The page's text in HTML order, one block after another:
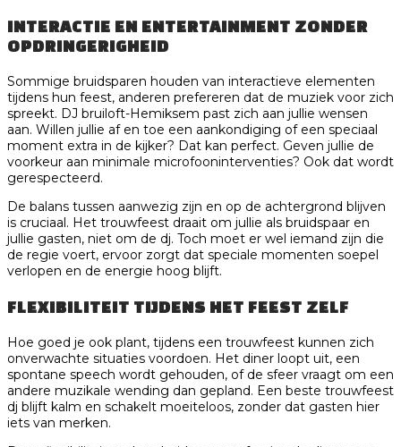
INTERACTIE EN ENTERTAINMENT ZONDER
OPDRINGERIGHEID
Sommige bruidsparen houden van interactieve elementen
tijdens hun feest, anderen prefereren dat de muziek voor zich
spreekt. DJ bruiloft-Hemiksem past zich aan jullie wensen
aan. Willen jullie af en toe een aankondiging of een speciaal
moment extra in de kijker? Dat kan perfect. Geven jullie de
voorkeur aan minimale microfooninterventies? Ook dat wordt
gerespecteerd.
De balans tussen aanwezig zijn en op de achtergrond blijven
is cruciaal. Het trouwfeest draait om jullie als bruidspaar en
jullie gasten, niet om de dj. Toch moet er wel iemand zijn die
de regie voert, ervoor zorgt dat speciale momenten soepel
verlopen en de energie hoog blijft.
FLEXIBILITEIT TIJDENS HET FEEST ZELF
Hoe goed je ook plant, tijdens een trouwfeest kunnen zich
onverwachte situaties voordoen. Het diner loopt uit, een
spontane speech wordt gehouden, of de sfeer vraagt om een
andere muzikale wending dan gepland. Een beste trouwfeest
dj blijft kalm en schakelt moeiteloos, zonder dat gasten hier
iets van merken.